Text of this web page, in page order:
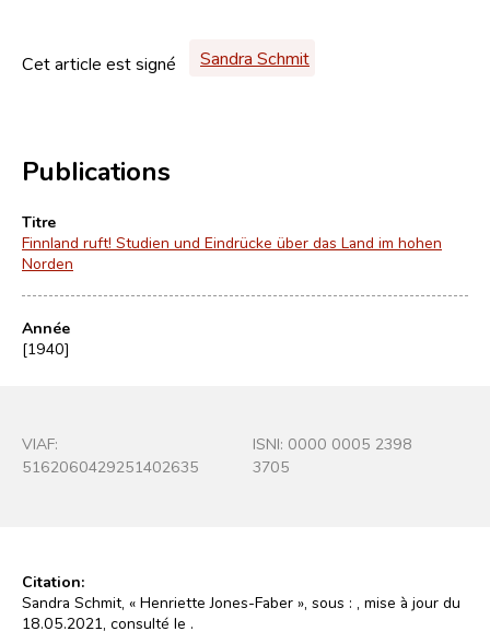
Cet article est signé Sandra Schmit
Publications
Titre
Finnland ruft! Studien und Eindrücke über das Land im hohen
Norden
Année
[1940]
VIAF:
5162060429251402635
ISNI: 0000 0005 2398
3705
Citation:
Sandra Schmit, « Henriette Jones-Faber », sous : , mise à jour du
18.05.2021, consulté le .